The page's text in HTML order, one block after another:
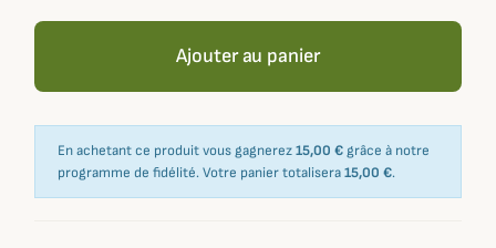
Ajouter au panier
En achetant ce produit vous gagnerez15,00 € grâce à notre
programme de fidélité. Votre panier totalisera15,00 €.